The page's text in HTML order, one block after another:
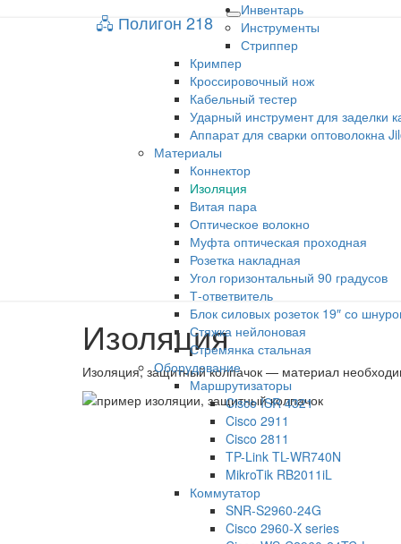
Toggle
navigation
🖧 Полигон 218
Инвентарь
Инструменты
Стриппер
Кримпер
Кроссировочный нож
Кабельный тестер
Ударный инструмент для заделки
Аппарат для сварки оптоволокна
Материалы
Коннектор
Изоляция
Витая пара
Оптическое волокно
Муфта оптическая проходная
Розетка накладная
Угол горизонтальный 90 градусов
Т-ответвитель
Блок силовых розеток 19″ со
Стяжка нейлоновая
Стремянка стальная
Оборудование
Маршрутизаторы
Cisco ISR 4321
Cisco 2911
Cisco 2811
TP-Link TL-WR740N
MikroTik RB2011iL
Коммутатор
SNR-S2960-24G
Cisco 2960-X series
🖧 Полигон 218
Учебный портал
Изоляция
Изоляция
Изоляция, защитный колпачок — материал